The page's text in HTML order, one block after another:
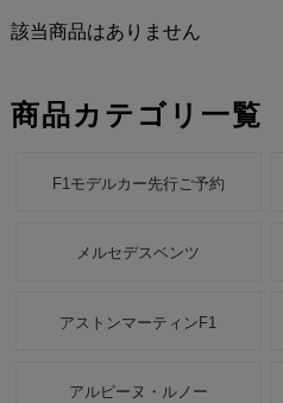
該当商品はありません
商品カテゴリ一覧
F1モデルカー先行ご予約
メルセデスベンツ
アストンマーティンF1
アルピーヌ・ルノー